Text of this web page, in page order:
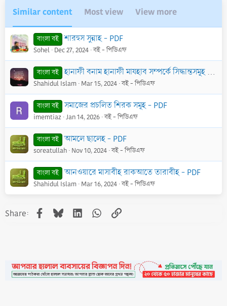
Similar content Most view View more
বাংলা বই শারহুস সুন্নাহ - PDF
Sohel Dec 27, 2024 বই - পিডিএফ
বাংলা বই হানাফী বনাম হানাফী মাযহাব সম্পর্কে সিদ্ধান্তসমূহ - PDF
Shahidul Islam Mar 15, 2024 বই - পিডিএফ
বাংলা বই সমাজের প্রচলিত শিরক সমূহ - PDF
imemtiaz Jan 14, 2026 বই - পিডিএফ
বাংলা বই আমলে ছালেহ - PDF
soreatullah Nov 10, 2024 বই - পিডিএফ
বাংলা বই আনওয়ারে মাসাবীহ রাকআতে তারাবীহ - PDF
Shahidul Islam Mar 16, 2024 বই - পিডিএফ
Share: Facebook
BlueskyLinkedInWhatsApp
Link